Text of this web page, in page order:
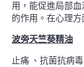
用，能促進局部
的作用。在心理
波旁天竺葵精油
止痛 、抗菌抗病